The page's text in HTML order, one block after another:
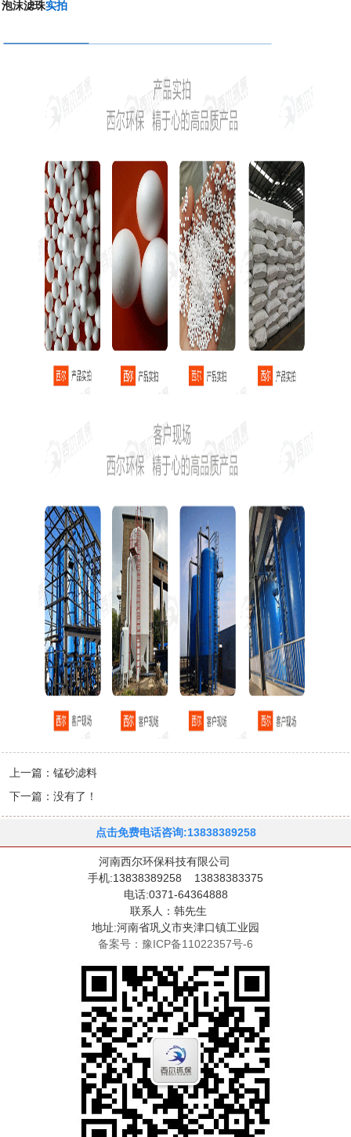
泡沫滤珠实拍
上一篇：锰砂滤料
下一篇：没有了！
点击免费电话咨询:13838389258
河南西尔环保科技有限公司
手机:13838389258 13838383375
电话:0371-64364888
联系人：韩先生
地址:河南省巩义市夹津口镇工业园
备案号：豫ICP备11022357号-6